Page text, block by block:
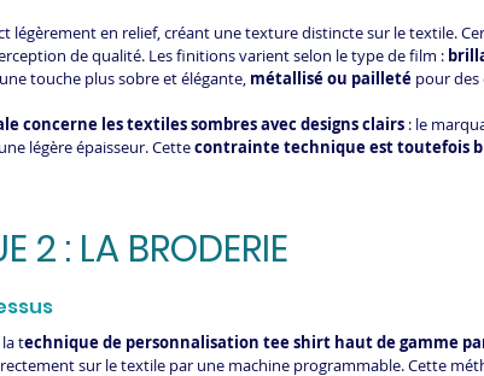
légèrement en relief, créant une texture distincte sur le textile.
de qualité. Les finitions varient selon le type de film :
touche plus sobre et élégante, métallisé ou pailleté pour des
concerne les textiles sombres avec designs clairs : le
légère épaisseur. Cette contrainte technique est toutefois
2 : LA BRODERIE
technique de personnalisation tee shirt haut de gamme
sur le textile par une machine programmable. Cette